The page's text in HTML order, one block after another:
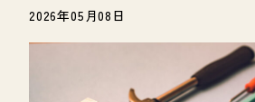
2026年05月08日